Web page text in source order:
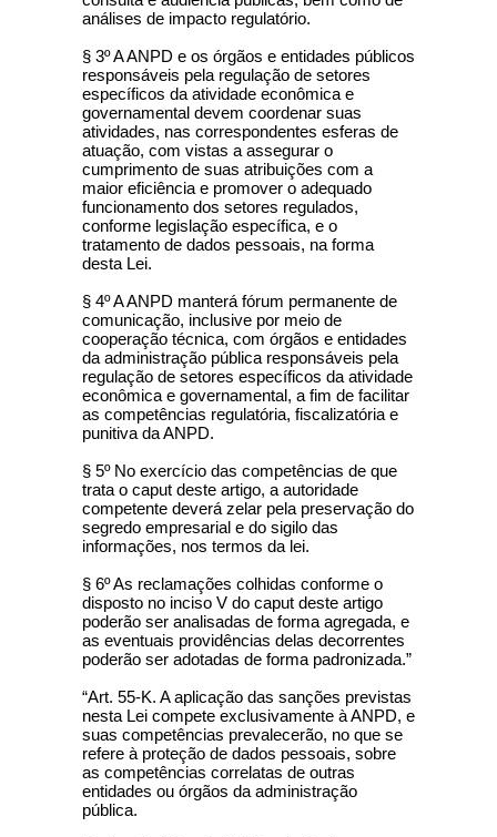
análises de impacto regulatório.
§ 3º A ANPD e os órgãos e entidades públicos
responsáveis pela regulação de setores
específicos da atividade econômica e
governamental devem coordenar suas
atividades, nas correspondentes esferas de
atuação, com vistas a assegurar o
cumprimento de suas atribuições com a
maior eficiência e promover o adequado
funcionamento dos setores regulados,
conforme legislação específica, e o
tratamento de dados pessoais, na forma
desta Lei.
§ 4º A ANPD manterá fórum permanente de
comunicação, inclusive por meio de
cooperação técnica, com órgãos e entidades
da administração pública responsáveis pela
regulação de setores específicos da atividade
econômica e governamental, a fim de facilitar
as competências regulatória, fiscalizatória e
punitiva da ANPD.
§ 5º No exercício das competências de que
trata o caput deste artigo, a autoridade
competente deverá zelar pela preservação do
segredo empresarial e do sigilo das
informações, nos termos da lei.
§ 6º As reclamações colhidas conforme o
disposto no inciso V do caput deste artigo
poderão ser analisadas de forma agregada, e
as eventuais providências delas decorrentes
poderão ser adotadas de forma padronizada.”
“Art. 55-K. A aplicação das sanções previstas
nesta Lei compete exclusivamente à ANPD, e
suas competências prevalecerão, no que se
refere à proteção de dados pessoais, sobre
as competências correlatas de outras
entidades ou órgãos da administração
pública.